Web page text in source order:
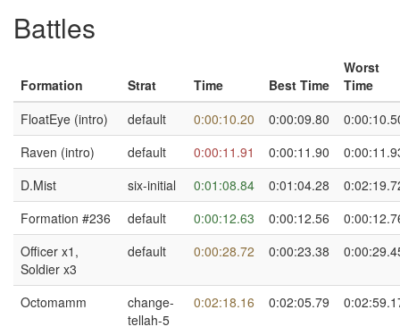
Battles
Formation Strat Time Best Time
Worst
Time
FloatEye (intro)
default 0:00:10.20 0:00:09.80
Raven (intro)
default 0:00:11.91 0:00:11.90
D.Mist
six-initial 0:01:08.84 0:01:04.28
Formation #236
default 0:00:12.63 0:00:12.56
Officer x1,
Soldier x3
default 0:00:28.72 0:00:23.38
Octomamm
change-
tellah-5
0:02:18.16 0:02:05.79